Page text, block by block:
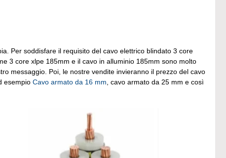
Per soddisfare il requisito del cavo elettrico blindato 3 core
3 core xlpe 185mm e il cavo in alluminio 185mm sono molto
messaggio. Poi, le nostre vendite invieranno il prezzo del cavo
esempio Cavo armato da 16 mm, cavo armato da 25 mm e così